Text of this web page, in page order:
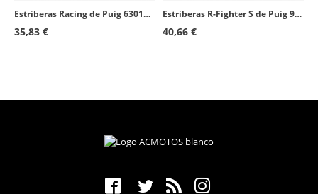
Estriberas Racing de Puig 6301V en color verde
35,83 €
Estriberas R-Fighter S de Puig 9193P en color plata
40,66 €